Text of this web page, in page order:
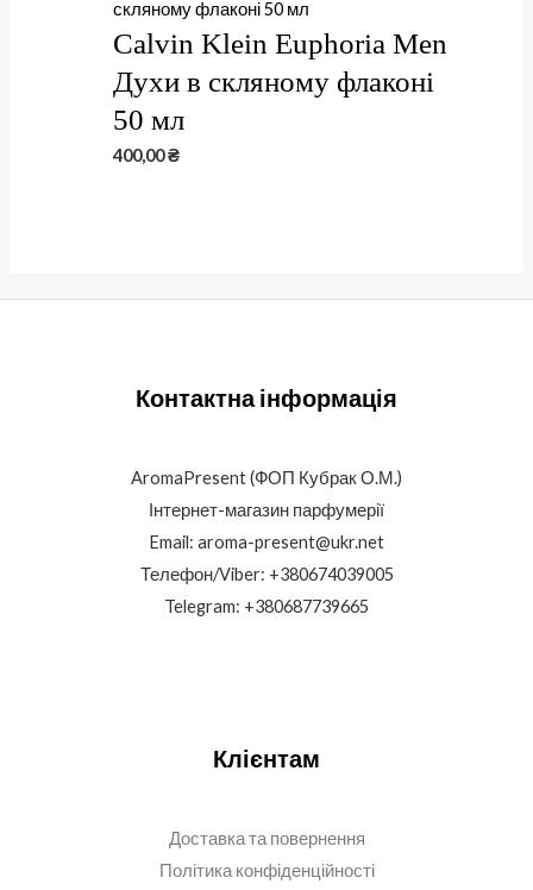
Calvin Klein Euphoria Men
Духи в скляному флаконі
50 мл
400,00₴
Контактна інформація
AromaPresent (ФОП Кубрак О.М.)
Інтернет-магазин парфумерії
Email: aroma-present@ukr.net
Телефон/Viber: +380674039005
Telegram: +380687739665
Клієнтам
Доставка та повернення
Політика конфіденційності